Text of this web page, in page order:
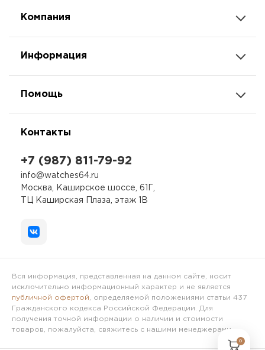
Компания
Информация
Помощь
Контакты
+7 (987) 811-79-92
info@watches64.ru
Москва, Каширское шоссе, 61Г,
ТЦ Каширская Плаза, этаж 1В
Вся информация, представленная на данном сайте, носит
исключительно информационный характер и не является
публичной офертой , определяемой положениями статьи 437
Гражданского кодекса Российской Федерации. Для
получения точной информации о наличии и стоимости
товаров, пожалуйста, свяжитесь с нашими менеджерами.
0